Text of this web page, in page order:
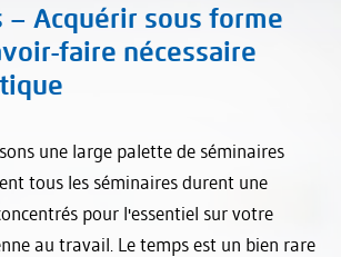
– Acquérir sous forme
faire nécessaire
une large palette de séminaires
tous les séminaires durent une
pour l'essentiel sur votre
au travail. Le temps est un bien rare